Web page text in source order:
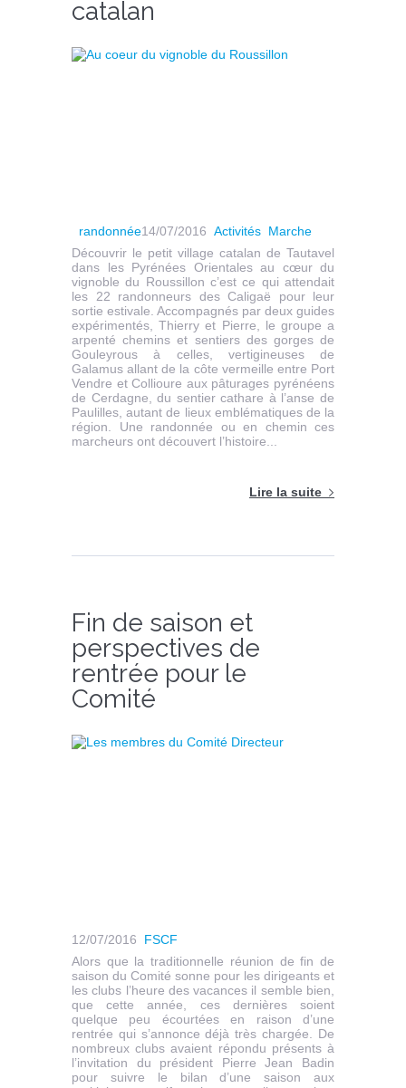
catalan
randonnée14/07/2016 Activités Marche
Découvrir le petit village catalan de Tautavel
dans les Pyrénées Orientales au cœur du
vignoble du Roussillon c’est ce qui attendait
les 22 randonneurs des Caligaë pour leur
sortie estivale. Accompagnés par deux guides
expérimentés, Thierry et Pierre, le groupe a
arpenté chemins et sentiers des gorges de
Gouleyrous à celles, vertigineuses de
Galamus allant de la côte vermeille entre Port
Vendre et Collioure aux pâturages pyrénéens
de Cerdagne, du sentier cathare à l’anse de
Paulilles, autant de lieux emblématiques de la
région. Une randonnée ou en chemin ces
marcheurs ont découvert l’histoire...
Lire la suite
Fin de saison et
perspectives de
rentrée pour le
Comité
12/07/2016
FSCF
Alors que la traditionnelle réunion de fin de
saison du Comité sonne pour les dirigeants et
les clubs l’heure des vacances il semble bien,
que cette année, ces dernières soient
quelque peu écourtées en raison d’une
rentrée qui s’annonce déjà très chargée. De
nombreux clubs avaient répondu présents à
l’invitation du président Pierre Jean Badin
pour suivre le bilan d’une saison aux